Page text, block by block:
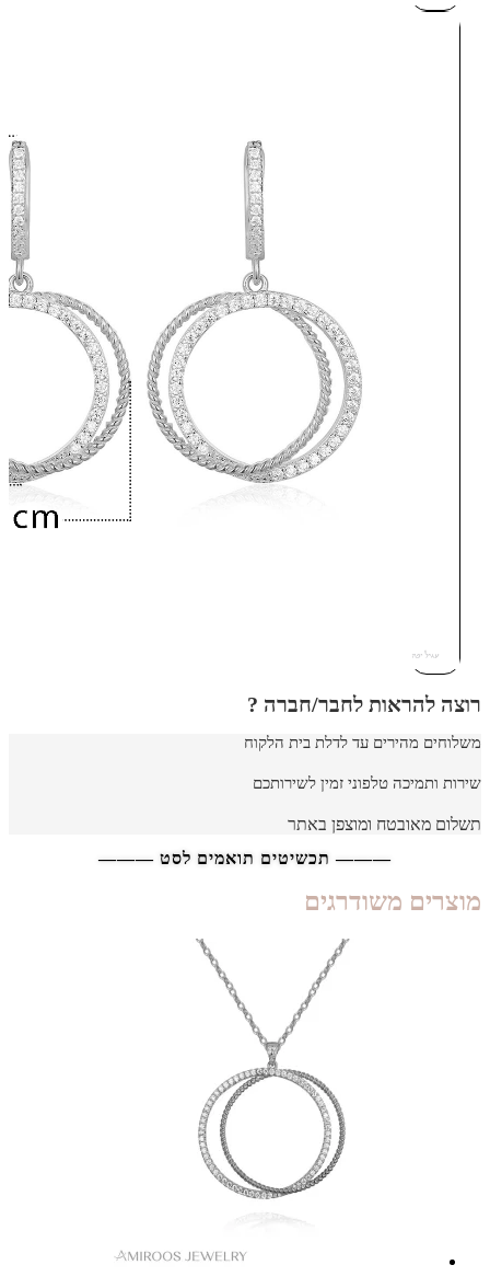
רוצה להראות לחבר/חברה ?
משלוחים מהירים עד לדלת בית הלקוח
שירות ותמיכה טלפוני זמין לשירותכם
תשלום מאובטח ומוצפן באתר
——— תכשיטים תואמים לסט ———
מוצרים משודרגים